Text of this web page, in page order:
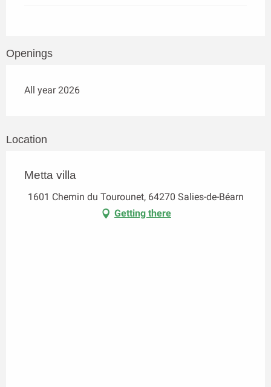
Openings
All year 2026
Location
Metta villa
1601 Chemin du Tourounet, 64270 Salies-de-Béarn
Getting there